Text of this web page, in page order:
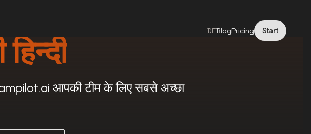
DEBlogPricing Start
आपकी टीम के लिए सबसे अच्छा